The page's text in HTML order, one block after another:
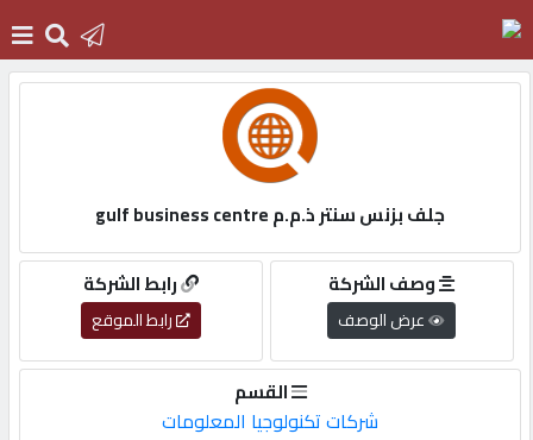
التسجيل
English
جلف بزنس سنتر ذ.م.م gulf business centre
رابط الشركة
رابط الموقع
وصف الشركة
عرض الوصف
القسم
شركات تكنولوجيا المعلومات